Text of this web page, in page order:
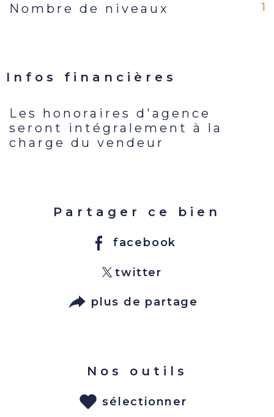
Nombre de niveaux 1
Infos financières
Caractéristiques Valeurs
Les honoraires d'agence
seront intégralement à la
charge du vendeur
Partager ce bien
facebook
twitter
plus de partage
Nos outils
sélectionner